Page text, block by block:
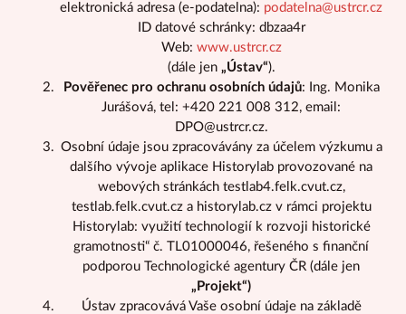
elektronická adresa (e-podatelna): podatelna@ustrcr.cz
ID datové schránky: dbzaa4r
Web: www.ustrcr.cz
(dále jen„Ústav“).
Pověřenec pro ochranu osobních údajů: Ing. Monika
Jurášová, tel: +420 221 008 312, email:
DPO@ustrcr.cz.
Osobní údaje jsou zpracovávány za účelem výzkumu a
dalšího vývoje aplikace Historylab provozované na
webových stránkách testlab4.felk.cvut.cz,
testlab.felk.cvut.cz a historylab.cz v rámci projektu
Historylab: využití technologií k rozvoji historické
gramotnosti“ č. TL01000046, řešeného s finanční
podporou Technologické agentury ČR (dále jen
„Projekt“)
Ústav zpracovává Vaše osobní údaje na základě